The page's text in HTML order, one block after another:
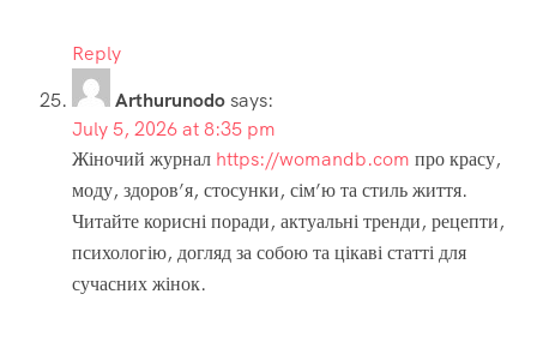
Reply
Arthurunodosays:
July 5, 2026 at 8:35 pm
Жіночий журнал https://womandb.com про красу,
моду, здоров’я, стосунки, сім’ю та стиль життя.
Читайте корисні поради, актуальні тренди, рецепти,
психологію, догляд за собою та цікаві статті для
сучасних жінок.